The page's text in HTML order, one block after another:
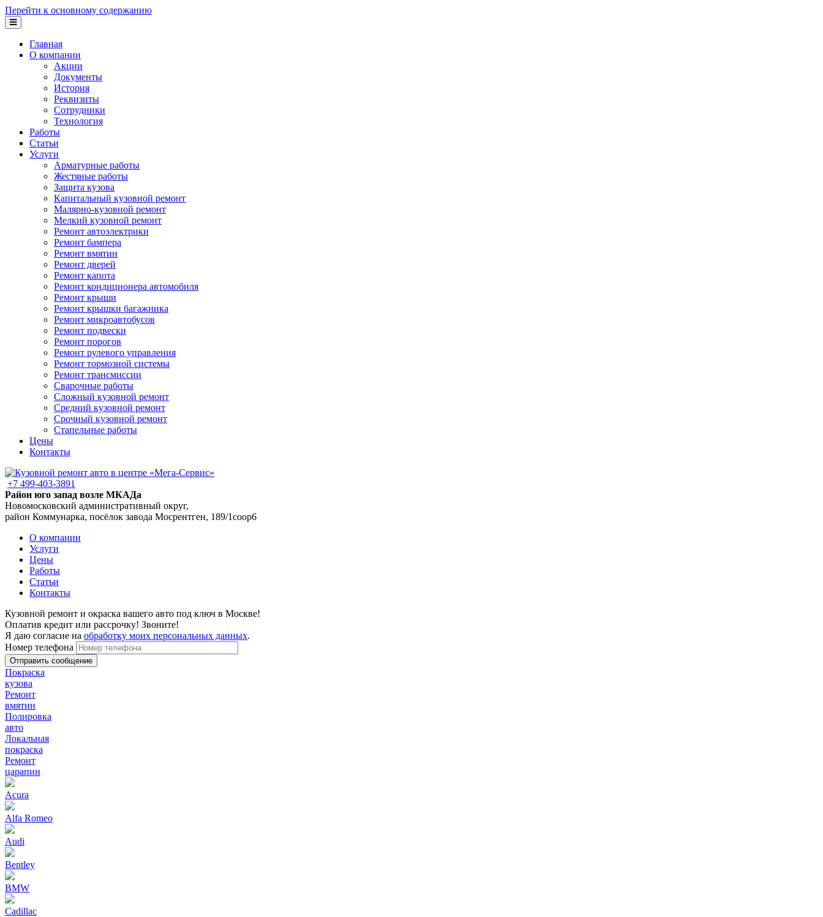
Перейти к основному содержанию
Главная
О компании
Акции
Документы
История
Реквизиты
Сотрудники
Технология
Работы
Статьи
Услуги
Арматурные работы
Жестяные работы
Защита кузова
Капитальный кузовной ремонт
Малярно-кузовной ремонт
Мелкий кузовной ремонт
Ремонт автоэлектрики
Ремонт бампера
Ремонт вмятин
Ремонт дверей
Ремонт капота
Ремонт кондиционера автомобиля
Ремонт крыши
Ремонт крышки багажника
Ремонт микроавтобусов
Ремонт подвески
Ремонт порогов
Ремонт рулевого управления
Ремонт тормозной системы
Ремонт трансмиссии
Сварочные работы
Сложный кузовной ремонт
Средний кузовной ремонт
Срочный кузовной ремонт
Стапельные работы
Цены
Контакты
+7 499-403-3891
Район юго запад возле МКАДа
Новомосковский административный округ,
район Коммунарка, посёлок завода Мосрентген, 189/1соор6
О компании
Услуги
Цены
Работы
Статьи
Контакты
Кузовной ремонт и окраска вашего авто под ключ в Москве!
Оплатив кредит или рассрочку! Звоните!
Я даю согласие на обработку моих персональных данных.
Номер телефона
Покраска
кузова
Ремонт
вмятин
Полировка
авто
Локальная
покраска
Ремонт
царапин
Acura
Alfa Romeo
Audi
Bentley
BMW
Cadillac